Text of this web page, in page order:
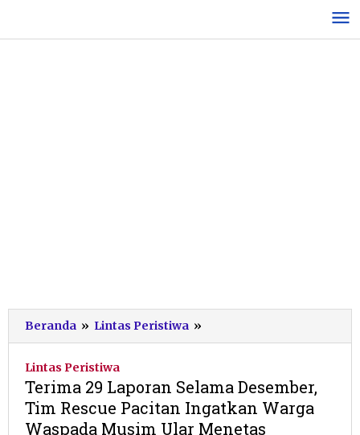
konten
Beranda » Lintas Peristiwa »
29
Desember,
Tim
Rescue
Lintas Peristiwa
Terima 29 Laporan Selama Desember,
Tim Rescue Pacitan Ingatkan Warga
Waspada Musim Ular Menetas